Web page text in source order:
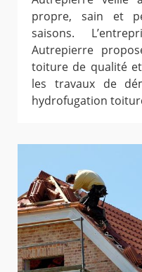
propre, sain et
saisons.
Autrepierre
toiture de qualité
les travaux de
hydrofugation